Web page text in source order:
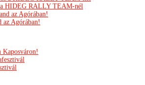
a HIDEG RALLY TEAM-nél
az Agórában!